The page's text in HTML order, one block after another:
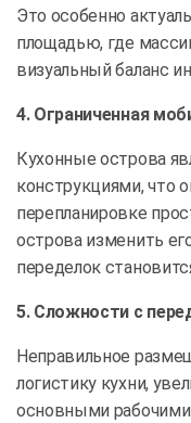
Это особенно
площадью, где
визуальный баланс
4. Ограниченная
Кухонные острова
конструкциями, что
перепланировке
острова изменить
переделок
5. Сложности с
Неправильное
логистику кухни,
основными рабочими